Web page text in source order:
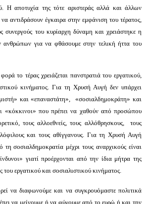
Η αποτυχία της τότε αριστεράς αλλά και άλλων
αντιδράσουν έγκαιρα στην εμφάνιση του τέρατος,
συνεργούς του κυρίαρχη δύναμη και χρειάστηκε η
ανθρώπων για να φθάσουμε στην τελική ήττα του
το τέρας χρειάζεται πανστρατιά του εργατικού,
κινήματος. Για τη Χρυσή Αυγή δεν υπάρχει
και «επαναστάτη», «σοσιαλδημοκράτη» και
«κόκκινοι» που πρέπει να χαθούν από προσώπου
τους αλλοεθνείς, τους αλλόθρησκους, τους
και τους αθίγγανους. Για τη Χρυσή Αυγή
σοσιαλδημοκρατία μέχρι τους αναρχικούς είναι
γιατί προέρχονται από την ίδια μήτρα της
του εργατικού και σοσιαλιστικού κινήματος.
να διαφωνούμε και να συγκρουόμαστε πολιτικά
να μείνουμε ή να φύγουμε από το ευρώ ή και την